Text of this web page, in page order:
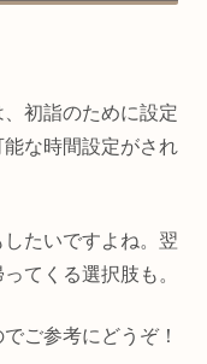
初詣のために設定
な時間設定がされ
たいですよね。翌
てくる選択肢も。
ご参考にどうぞ！